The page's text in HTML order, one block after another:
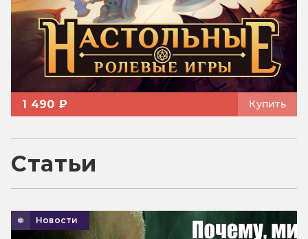
1 490 ₽ Купить
Статьи
Новости